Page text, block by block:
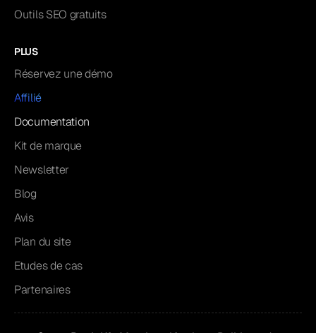
Outils SEO gratuits
PLUS
Réservez une démo
Affilié
Documentation
Kit de marque
Newsletter
Blog
Avis
Plan du site
Etudes de cas
Partenaires